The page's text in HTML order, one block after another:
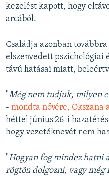
kezelést kapott, hogy
arcából.
Családja azonban
elszenvedett pszichológiai
távú hatásai miatt,
"Még nem tudjuk, milyen
- mondta nővére, Okszana
héttel június 26-i
hogy vezetéknevét nem
"Hogyan fog mindez hatni
rögtön dolgozni, vagy még